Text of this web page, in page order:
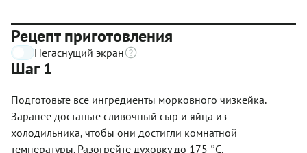
Рецепт приготовления
Негаснущий экран
Шаг 1
Подготовьте все ингредиенты морковного чизкейка.
Заранее достаньте сливочный сыр и яйца из
холодильника, чтобы они достигли комнатной
температуры. Разогрейте духовку до 175 °С.